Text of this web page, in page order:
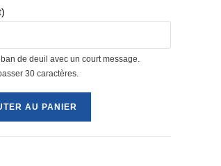
de deuil avec un court message.
30 caractères.
AU PANIER